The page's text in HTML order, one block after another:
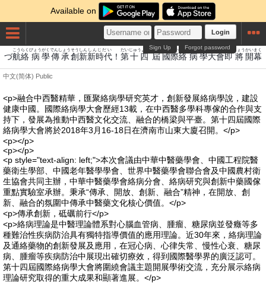
Available on
Login
Forgot password
Sign Up
づ航
こう
絡
らく
病
びょう
學
がく
傳承
でんしょう
創
そう
新
しん
新時代
しんじだい
！ 第
だい
十四
じゅうよん
屆
とどけ
國際
こくさい
絡
らく
病
びょう
學
がく
大會
たいかい
即
そく
將
しょう
開幕
かいまく
中文(简体) Public
<p>融合中西醫精華，匯聚絡病學研究英才，創新發展絡病學說，建設
健康中國。國際絡病學大會歷經13載，在中西醫多學科專傢的合作與支
持下，發展為推動中西醫文化交流、融合的橋梁與平臺。第十四屆國際
絡病學大會將於2018年3月16-18日在濟南市山東大廈召開。</p>
<p></p>
<p></p>
<p style="text-align: left;">本次會議由中華中醫藥學會、中國工程院醫
藥衛生學部、中國老年醫學學會、世界中醫藥學會聯合會及中國農村衛
生協會共同主辦，中華中醫藥學會絡病分會、絡病研究與創新中藥國傢
重點實驗室承辦。秉承“傳承、開放、創新、融合”精神，在開放、創
新、融合的氛圍中傳承中醫藥文化核心價值。</p>
<p>傳承創新，砥礪前行</p>
<p>絡病理論是中醫理論體系對心腦血管病、腫瘤、糖尿病並發癥等多
種難治性疾病防治具有獨特指導價值的應用理論。近30年來，絡病理論
及通絡藥物的創新發展及應用，在冠心病、心律失常、慢性心衰、糖尿
病、腫瘤等疾病防治中展現出確切療效，得到國際醫學界的廣泛認可。
第十四屆國際絡病學大會將圍繞會議主題開展學術交流，充分展示絡病
理論研究取得的重大成果和顯著進展。</p>